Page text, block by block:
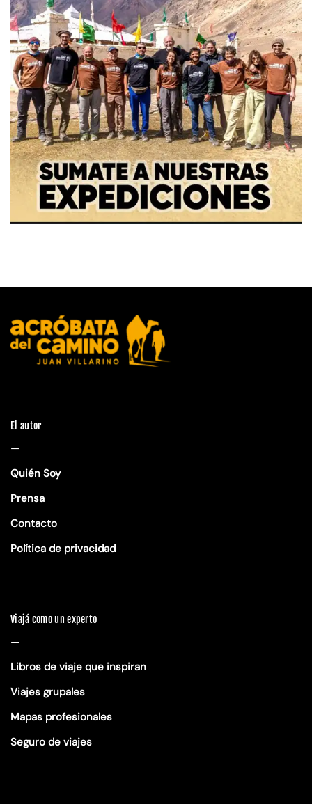
El autor
—
Quién Soy
Prensa
Contacto
Política de privacidad
Viajá como un experto
—
Libros de viaje que inspiran
Viajes grupales
Mapas profesionales
Seguro de viajes